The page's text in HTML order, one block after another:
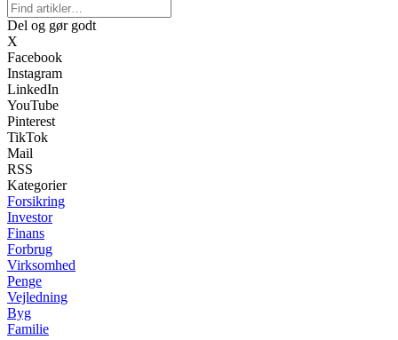
Del og gør godt
X
Facebook
Instagram
LinkedIn
YouTube
Pinterest
TikTok
Mail
RSS
Kategorier
Forsikring
Investor
Finans
Forbrug
Virksomhed
Penge
Vejledning
Byg
Familie